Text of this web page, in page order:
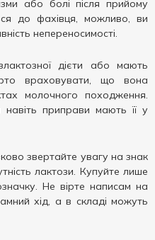
або болі після прийому
до фахівця, можливо, ви
непереносимості.
дієти або мають
враховувати, що вона
молочного походження.
навіть приправи мають її у
звертайте увагу на знак
лактози. Купуйте лише
Не вірте написам на
хід, а в складі можуть